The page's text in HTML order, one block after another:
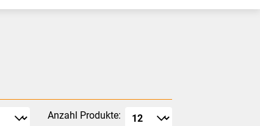
Anzahl Produkte: